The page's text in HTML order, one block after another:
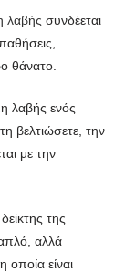
λαβής συνδέεται
θάνατο.
λαβής ενός
βελτιώσετε, την
με την
της
απλό, αλλά
είναι